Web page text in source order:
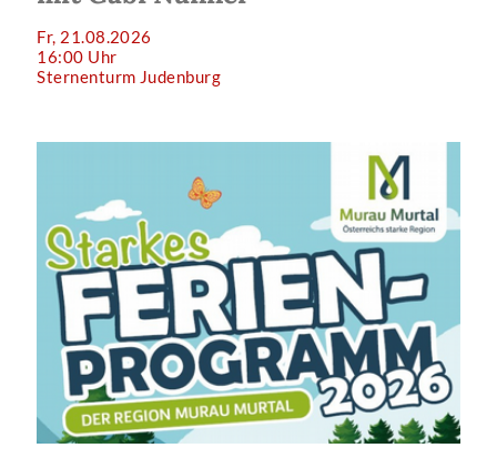
Fr, 21.08.2026
16:00 Uhr
Sternenturm Judenburg